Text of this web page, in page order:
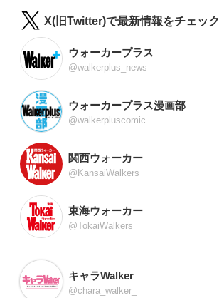
X(旧Twitter)で最新情報をチェック
ウォーカープラス
@walkerplus_news
ウォーカープラス漫画部
@walkerpluscomic
関西ウォーカー
@KansaiWalkers
東海ウォーカー
@TokaiWalkers
キャラWalker
@chara_walker_